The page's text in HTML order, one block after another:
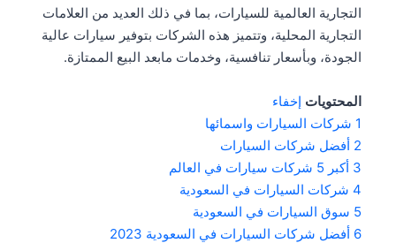
التجارية العالمية للسيارات، بما في ذلك العديد من العلامات
التجارية المحلية، وتتميز هذه الشركات بتوفير سيارات عالية
الجودة، وبأسعار تنافسية، وخدمات مابعد البيع الممتازة.
المحتويات إخفاء
1 شركات السيارات واسمائها
2 أفضل شركات السيارات
3 أكبر 5 شركات سيارات في العالم
4 شركات السيارات في السعودية
5 سوق السيارات في السعودية
6 أفضل شركات السيارات في السعودية 2023